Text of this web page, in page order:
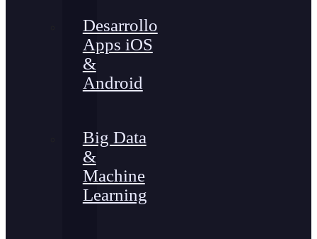
Desarrollo
Apps iOS
&
Android
Big Data
&
Machine
Learning